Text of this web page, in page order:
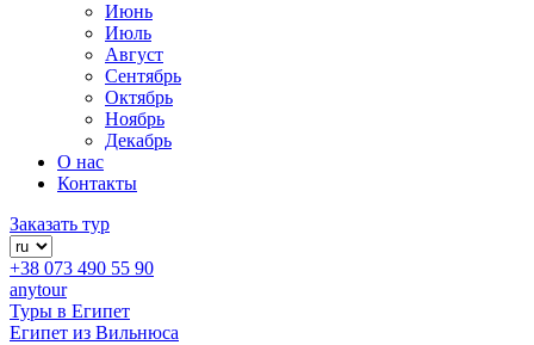
Июнь
Июль
Август
Сентябрь
Октябрь
Ноябрь
Декабрь
О нас
Контакты
Заказать тур
+38 073 490 55 90
anytour
Туры в Египет
Египет из Вильнюса